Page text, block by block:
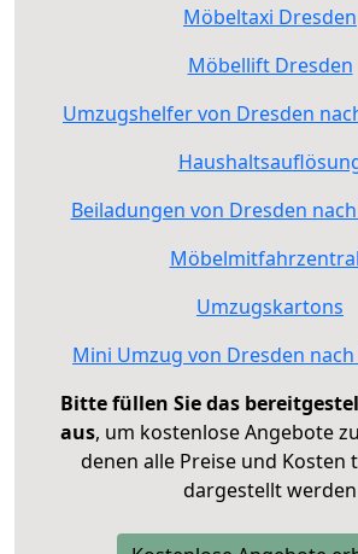
Möbeltaxi Dresden
Möbellift Dresden
Umzugshelfer von Dresden
Beiladungen von Dresden
Umzugskartons
Mini Umzug von Dresden
Bitte füllen Sie das
aus, um kostenlose Angebote
denen alle Preise und Kosten
dargestellt werden